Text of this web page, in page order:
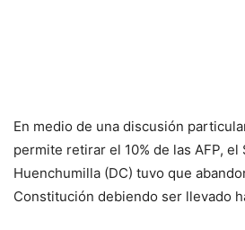
En medio de una discusión
permite retirar el 10% de las AFP, el
Huenchumilla (DC) tuvo que
Constitución debiendo ser llevado